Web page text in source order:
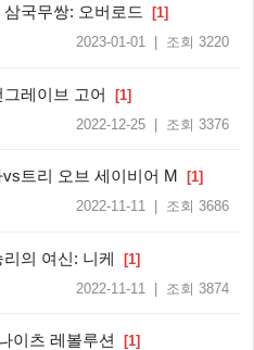
국무쌍: 오버로드 [1]
2023-01-01 | 조회 3220
레이브 고어 [1]
2022-12-25 | 조회 3376
트리 오브 세이비어 M [1]
2022-11-11 | 조회 3686
의 여신: 니케 [1]
2022-11-11 | 조회 3874
이츠 레볼루션 [1]